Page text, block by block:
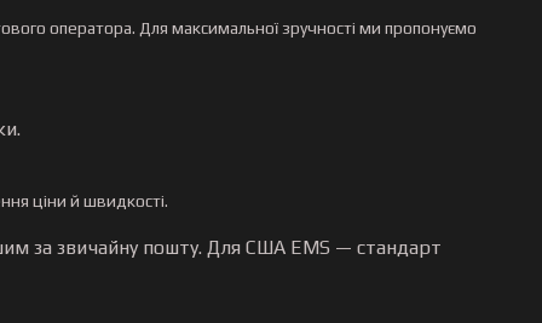
оператора. Для максимальної зручності ми пропонуємо
ціни й швидкості.
за звичайну пошту. Для США EMS — стандарт